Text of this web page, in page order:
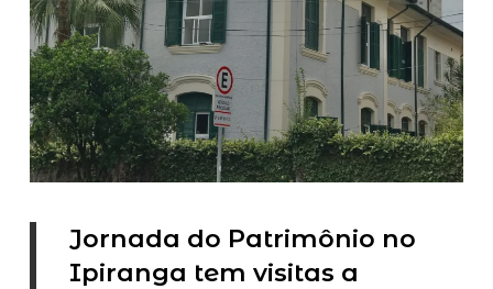
Jornada do Patrimônio no
Ipiranga tem visitas a